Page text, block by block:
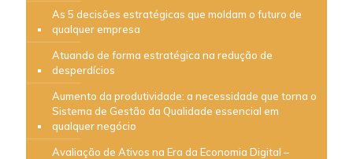
As 5 decisões estratégicas que moldam o futuro de
qualquer empresa
Atuando de forma estratégica na redução de
desperdícios
Aumento da produtividade: a necessidade que torna o
Sistema de Gestão da Qualidade essencial em
qualquer negócio
Avaliação de Ativos na Era da Economia Digital –